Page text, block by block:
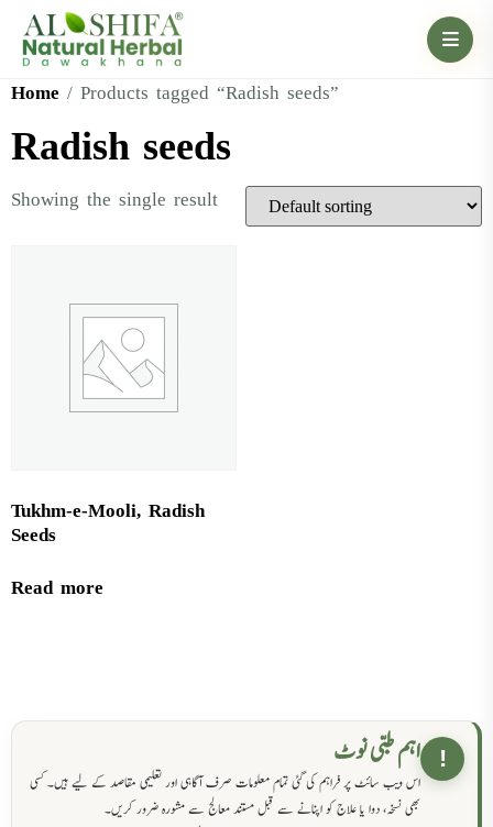
Home / Products tagged “Radish seeds”
Radish seeds
Showing the single result
Tukhm-e-Mooli, Radish
Seeds
Read more
! اہم طبی نوٹ
اس ویب سائٹ پر فراہم کی گئی تمام معلومات صرف آگاہی اور تعلیمی مقاصد کے لیے ہیں۔ کسی
بھی نسخہ، دوا یا علاج کو اپنانے سے قبل مستند معالج سے مشورہ ضرور کریں۔